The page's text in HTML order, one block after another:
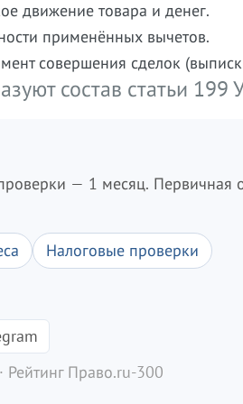
движение товара и денег.
применённых вычетов.
совершения сделок
состав статьи 199
— 1 месяц. Первичная
Налоговые проверки
Рейтинг Право.ru-300